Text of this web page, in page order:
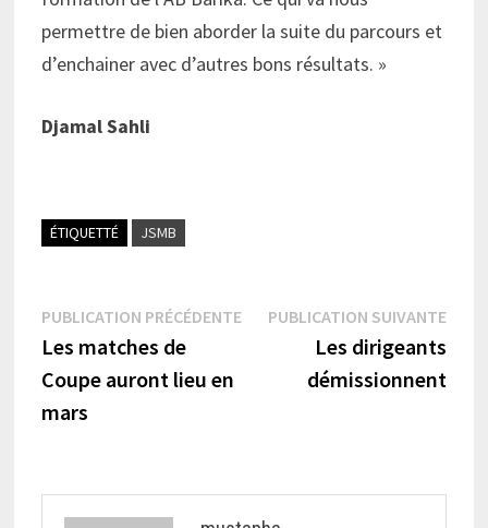
permettre de bien aborder la suite du parcours et
d’enchainer avec d’autres bons résultats. »
Djamal Sahli
ÉTIQUETTÉ JSMB
Navigation
de
l’article
PUBLICATION PRÉCÉDENTEPublication
précédente :
Les matches de
Coupe auront lieu en
mars
PUBLICATION SUIVANTE
Les dirigeants
démissionnent